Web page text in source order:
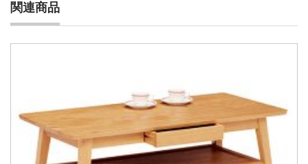
関連商品